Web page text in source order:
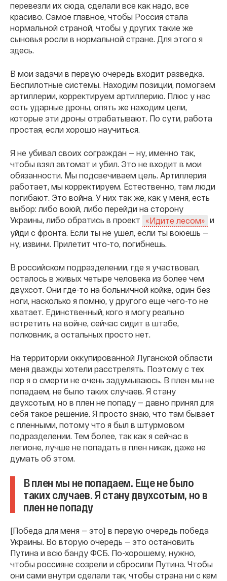
перевезли их сюда, сделали все как надо, все
красиво. Самое главное, чтобы Россия стала
нормальной страной, чтобы у других такие же
сыновья росли в нормальной стране. Для этого я
здесь.
В мои задачи в первую очередь входит разведка.
Беспилотные системы. Находим позиции, помогаем
артиллерии, корректируем артиллерию. Плюс у нас
есть ударные дроны, опять же находим цели,
которые эти дроны отрабатывают. По сути, работа
простая, если хорошо научиться.
Я не убивал своих сограждан — ну, именно так,
чтобы взял автомат и убил. Это не входит в мои
обязанности. Мы подсвечиваем цель. Артиллерия
работает, мы корректируем. Естественно, там люди
погибают. Это война. У них так же, как у меня, есть
выбор: либо воюй, либо перейди на сторону
Украины, либо обратись в проект
«Идите лесом» и
уйди с фронта. Если ты не ушел, если ты воюешь —
ну, извини. Прилетит что-то, погибнешь.
В российском подразделении, где я участвовал,
осталось в живых четыре человека из более чем
двухсот. Они где-то на больничной койке, один без
ноги, насколько я помню, у другого еще чего-то не
хватает. Единственный, кого я могу реально
встретить на войне, сейчас сидит в штабе,
полковник, а остальных просто нет.
На территории оккупированной Луганской области
меня дважды хотели расстрелять. Поэтому с тех
пор я о смерти не очень задумываюсь. В плен мы не
попадаем, не было таких случаев. Я стану
двухсотым, но в плен не попаду — давно принял для
себя такое решение. Я просто знаю, что там бывает
с пленными, потому что я был в штурмовом
подразделении. Тем более, так как я сейчас в
легионе, лучше не попадать в плен никак, даже не
думать об этом.
В плен мы не попадаем. Еще не было
таких случаев. Я стану двухсотым, но в
плен не попаду
[Победа для меня — это] в первую очередь победа
Украины. Во вторую очередь — это остановить
Путина и всю банду ФСБ. По-хорошему, нужно,
чтобы россияне созрели и сбросили Путина. Чтобы
они сами внутри сделали так, чтобы страна ни с кем